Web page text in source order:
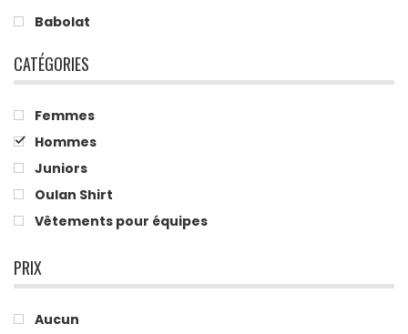
Babolat
CATÉGORIES
Femmes
Hommes
Juniors
Oulan Shirt
Vêtements pour équipes
PRIX
Aucun